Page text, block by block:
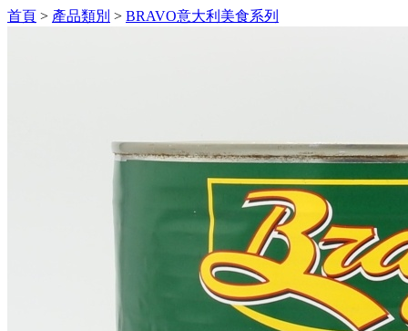
首頁 > 產品類別 > BRAVO意大利美食系列